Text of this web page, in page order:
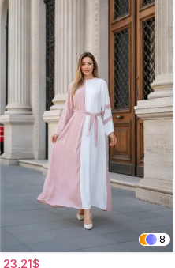
8
23,21$